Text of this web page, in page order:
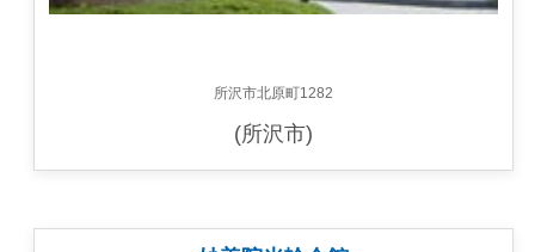
所沢市北原町1282
(所沢市)